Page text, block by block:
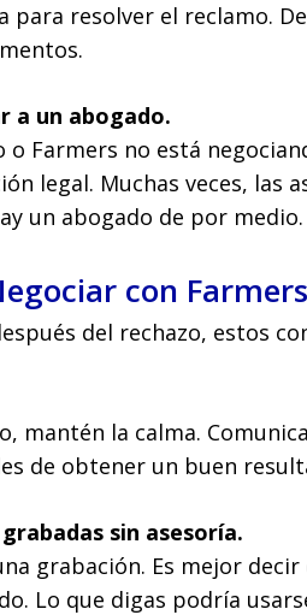
para resolver el reclamo.
a un abogado.
o Farmers no está
legal. Muchas veces, las
un abogado de por medio.
con
del rechazo, estos
mantén la calma.
de obtener un buen
sin asesoría.
grabación. Es mejor decir
Lo que digas podría